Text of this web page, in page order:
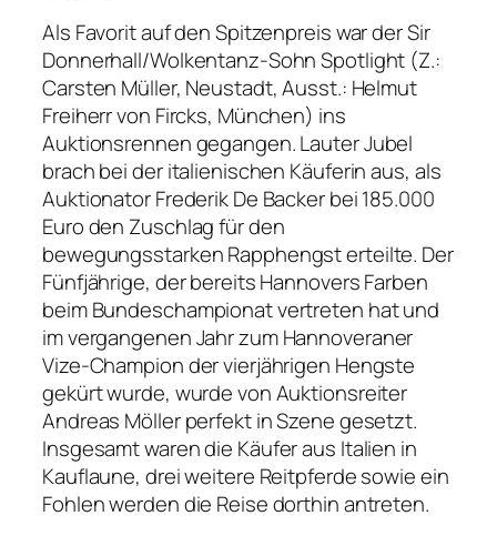
Als Favorit auf den Spitzenpreis war der Sir
Donnerhall/Wolkentanz-Sohn Spotlight (Z.:
Carsten Müller, Neustadt, Ausst.: Helmut
Freiherr von Fircks, München) ins
Auktionsrennen gegangen. Lauter Jubel
brach bei der italienischen Käuferin aus, als
Auktionator Frederik De Backer bei 185.000
Euro den Zuschlag für den
bewegungsstarken Rapphengst erteilte. Der
Fünfjährige, der bereits Hannovers Farben
beim Bundeschampionat vertreten hat und
im vergangenen Jahr zum Hannoveraner
Vize-Champion der vierjährigen Hengste
gekürt wurde, wurde von Auktionsreiter
Andreas Möller perfekt in Szene gesetzt.
Insgesamt waren die Käufer aus Italien in
Kauflaune, drei weitere Reitpferde sowie ein
Fohlen werden die Reise dorthin antreten.